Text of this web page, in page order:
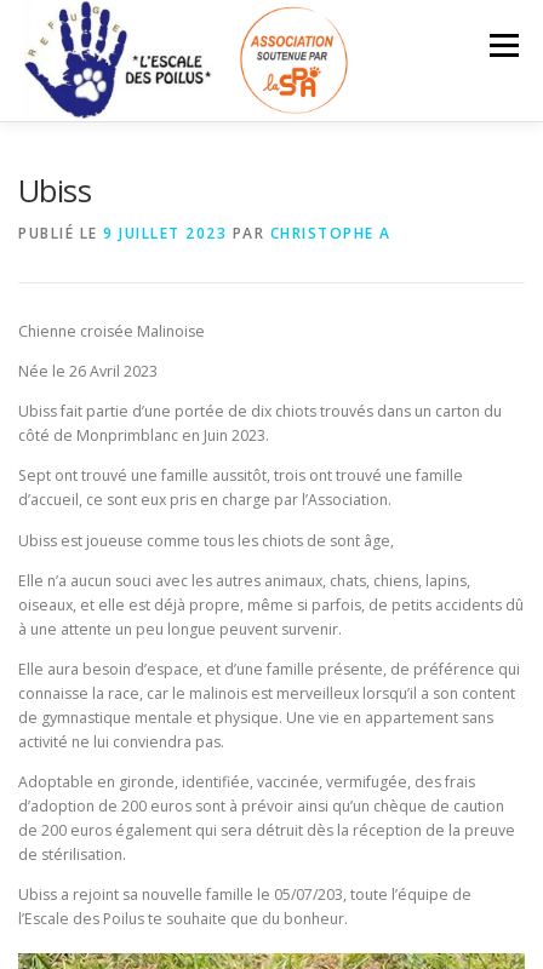
contenu
Menu
Ubiss
PUBLIÉ LE 9 JUILLET 2023 PAR CHRISTOPHE A
Chienne croisée Malinoise
Née le 26 Avril 2023
Ubiss fait partie d’une portée de dix chiots trouvés dans un carton du
côté de Monprimblanc en Juin 2023.
Sept ont trouvé une famille aussitôt, trois ont trouvé une famille
d’accueil, ce sont eux pris en charge par l’Association.
Ubiss est joueuse comme tous les chiots de sont âge,
Elle n’a aucun souci avec les autres animaux, chats, chiens, lapins,
oiseaux, et elle est déjà propre, même si parfois, de petits accidents dû
à une attente un peu longue peuvent survenir.
Elle aura besoin d’espace, et d’une famille présente, de préférence qui
connaisse la race, car le malinois est merveilleux lorsqu’il a son content
de gymnastique mentale et physique. Une vie en appartement sans
activité ne lui conviendra pas.
Adoptable en gironde, identifiée, vaccinée, vermifugée, des frais
d’adoption de 200 euros sont à prévoir ainsi qu’un chèque de caution
de 200 euros également qui sera détruit dès la réception de la preuve
de stérilisation.
Ubiss a rejoint sa nouvelle famille le 05/07/203, toute l’équipe de
l’Escale des Poilus te souhaite que du bonheur.